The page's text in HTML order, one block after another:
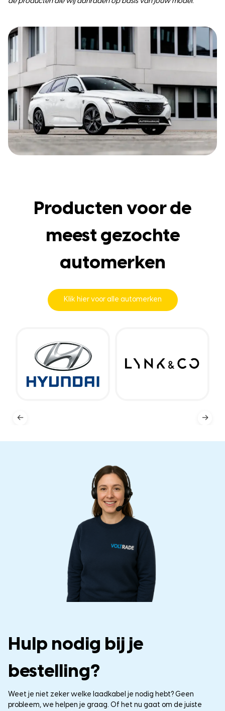
Producten voor de
meest gezochte
automerken
Klik hier voor alle automerken
← →
Hulp nodig bij je
bestelling?
Weet je niet zeker welke laadkabel je nodig hebt? Geen
probleem, we helpen je graag. Of het nu gaat om de juiste